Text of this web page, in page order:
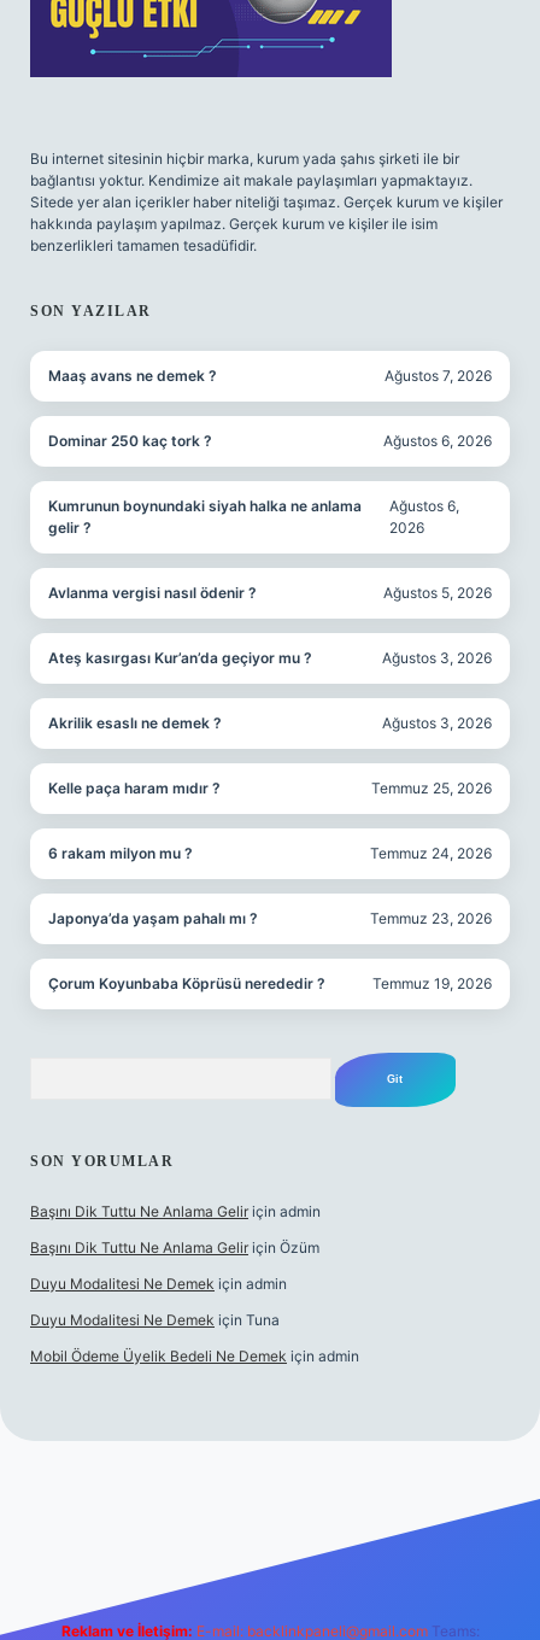
Bu internet sitesinin hiçbir marka, kurum yada şahıs şirketi ile bir
bağlantısı yoktur. Kendimize ait makale paylaşımları yapmaktayız.
Sitede yer alan içerikler haber niteliği taşımaz. Gerçek kurum ve kişiler
hakkında paylaşım yapılmaz. Gerçek kurum ve kişiler ile isim
benzerlikleri tamamen tesadüfidir.
SON YAZILAR
Maaş avans ne demek ? Ağustos 7, 2026
Dominar 250 kaç tork ? Ağustos 6, 2026
Kumrunun boynundaki siyah halka ne anlama
gelir ?
Ağustos 6,
2026
Avlanma vergisi nasıl ödenir ? Ağustos 5, 2026
Ateş kasırgası Kur’an’da geçiyor mu ? Ağustos 3, 2026
Akrilik esaslı ne demek ? Ağustos 3, 2026
Kelle paça haram mıdır ? Temmuz 25, 2026
6 rakam milyon mu ? Temmuz 24, 2026
Japonya’da yaşam pahalı mı ? Temmuz 23, 2026
Çorum Koyunbaba Köprüsü nerededir ? Temmuz 19, 2026
SON YORUMLAR
Başını Dik Tuttu Ne Anlama Gelir için admin
Başını Dik Tuttu Ne Anlama Gelir için Özüm
Duyu Modalitesi Ne Demek için admin
Duyu Modalitesi Ne Demek için Tuna
Mobil Ödeme Üyelik Bedeli Ne Demek için admin
Reklam ve İletişim: E-mail: backlinkpaneli@gmail.com Teams: